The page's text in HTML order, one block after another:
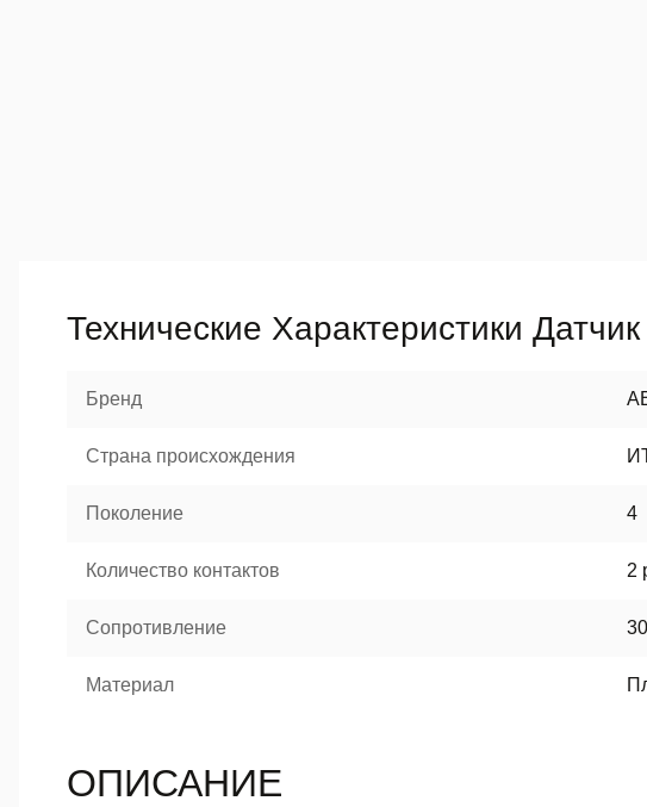
Технические Характеристики
Бренд
Страна происхождения
Поколение 4
Количество контактов 2
Сопротивление
Материал
ОПИСАНИЕ